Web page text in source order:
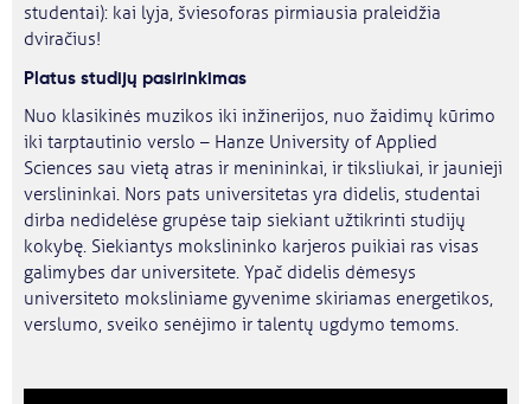
studentai): kai lyja, šviesoforas pirmiausia praleidžia
dviračius!
Platus studijų pasirinkimas
Nuo klasikinės muzikos iki inžinerijos, nuo žaidimų kūrimo
iki tarptautinio verslo – Hanze University of Applied
Sciences sau vietą atras ir menininkai, ir tiksliukai, ir jaunieji
verslininkai. Nors pats universitetas yra didelis, studentai
dirba nedidelėse grupėse taip siekiant užtikrinti studijų
kokybę. Siekiantys mokslininko karjeros puikiai ras visas
galimybes dar universitete. Ypač didelis dėmesys
universiteto moksliniame gyvenime skiriamas energetikos,
verslumo, sveiko senėjimo ir talentų ugdymo temoms.